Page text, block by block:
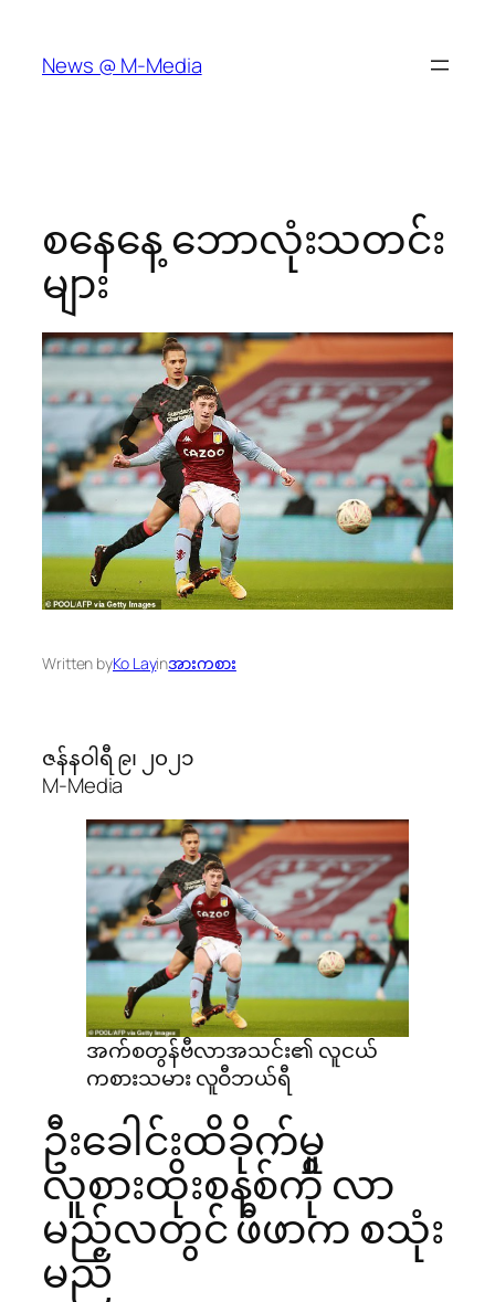
content
News @ M-Media
စနေနေ့​ ဘောလုံးသတင်း
များ
Written byKo Layinအားကစား
ဇန်နဝါရီ ၉၊ ၂၀၂၁
M-Media
အက်စတွန်ဗီလာအသင်း၏ လူငယ်
ကစားသမား လူဝီဘယ်ရီ
ဦးခေါင်းထိခိုက်မှု
လူစားထိုးစနစ်ကို လာ
မည့်လတွင် ဖီဖာက စသုံး
မည်